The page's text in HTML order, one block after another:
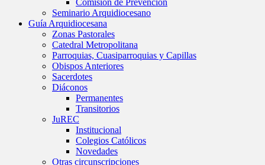
Comisión de Prevención
Seminario Arquidiocesano
Guía Arquidiocesana
Zonas Pastorales
Catedral Metropolitana
Parroquias, Cuasiparroquias y Capillas
Obispos Anteriores
Sacerdotes
Diáconos
Permanentes
Transitorios
JuREC
Institucional
Colegios Católicos
Novedades
Otras circunscripciones